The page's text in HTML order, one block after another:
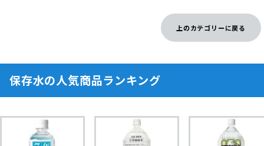
上のカテゴリーに戻る
保存水の人気商品ランキング